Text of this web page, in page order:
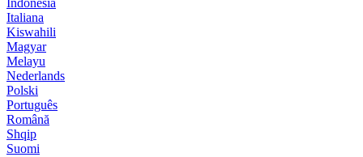
Italiana
Kiswahili
Magyar
Melayu
Nederlands
Polski
Português
Română
Shqip
Suomi